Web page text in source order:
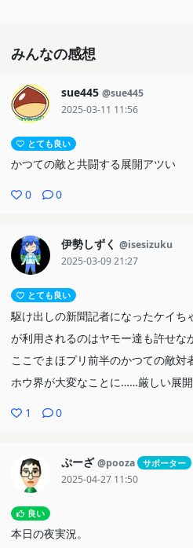
みんなの感想
sue445 @sue445
2025-03-11 11:56
とても良い
かつての敵と共闘する展開アツい
0 0
伊勢しずく @isesizuku
2025-03-09 21:27
とても良い
駆け出しの新聞記者になったケイち
が利用されるのはヤモー達も許せな
ここでまほプリ前半のかつての敵
ホウ界が大変なことに……厳しい展
1 0
ぷーざ @pooza サポーター
2025-04-27 11:50
良い
本日の夜実況。